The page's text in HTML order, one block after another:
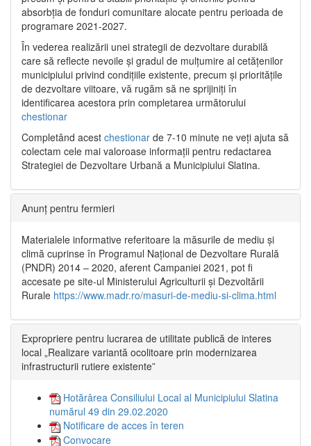
absorbția de fonduri comunitare alocate pentru perioada de
programare 2021-2027.
În vederea realizării unei strategii de dezvoltare durabilă
care să reflecte nevoile și gradul de mulțumire al cetățenilor
municipiului privind condițiile existente, precum și prioritățile
de dezvoltare viitoare, vă rugăm să ne sprijiniți în
identificarea acestora prin completarea următorului
chestionar
Completând acest chestionar de 7-10 minute ne veți ajuta să
colectam cele mai valoroase informații pentru redactarea
Strategiei de Dezvoltare Urbană a Municipiului Slatina.
Anunț pentru fermieri
Materialele informative referitoare la măsurile de mediu și
climă cuprinse în Programul Național de Dezvoltare Rurală
(PNDR) 2014 – 2020, aferent Campaniei 2021, pot fi
accesate pe site-ul Ministerului Agriculturii și Dezvoltării
Rurale https://www.madr.ro/masuri-de-mediu-si-clima.html
Expropriere pentru lucrarea de utilitate publică de interes
local „Realizare variantă ocolitoare prin modernizarea
infrastructurii rutiere existente”
Hotărârea Consiliului Local al Municipiului Slatina
numărul 49 din 29.02.2020
Notificare de acces în teren
Convocare